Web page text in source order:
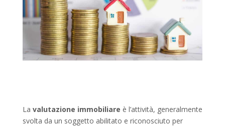
La valutazione immobiliare è l’attività, generalmente
svolta da un soggetto abilitato e riconosciuto per